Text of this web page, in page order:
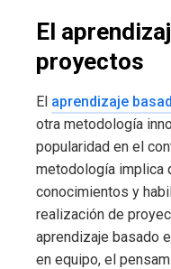
El
proyectos
El aprendizaje
otra metodología
popularidad en el
metodología implica
conocimientos y
realización de
aprendizaje basado
en equipo, el